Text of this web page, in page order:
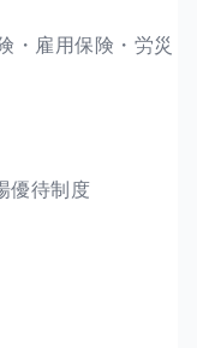
・雇用保険・労災
優待制度